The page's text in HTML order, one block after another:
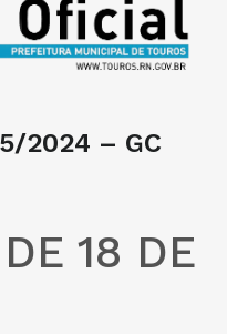
2024 – GC
18 DE